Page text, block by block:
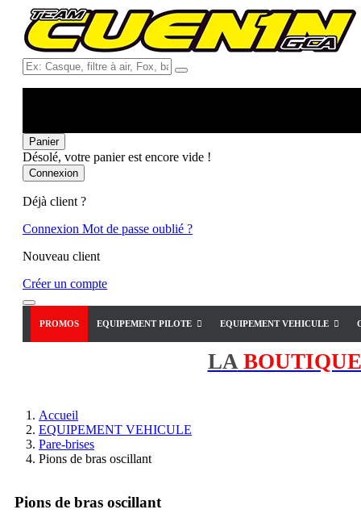
Ex:
Casque,
Fox,
...
Panier
Désolé, votre panier est encore vide !
Connexion
Déjà client ?
Connexion Mot de passe oublié ?
Nouveau client
Créer un compte
PROMOS EQUIPEMENT PILOTE EQUIPEMENT VEHICULE
LABOUTIQUE
Accueil
EQUIPEMENT VEHICULE
Pare-brises
Pions de bras oscillant
Pions de bras oscillant